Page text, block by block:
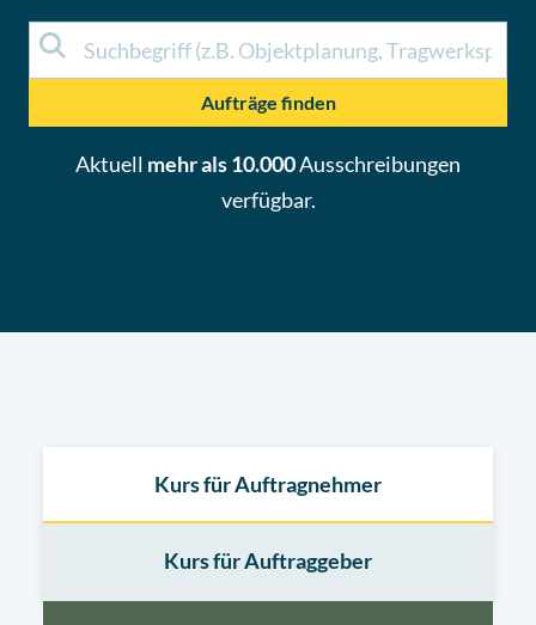
Aufträge finden
Aktuell mehr als 10.000Ausschreibungen
verfügbar.
Kurs für Auftragnehmer
Kurs für Auftraggeber